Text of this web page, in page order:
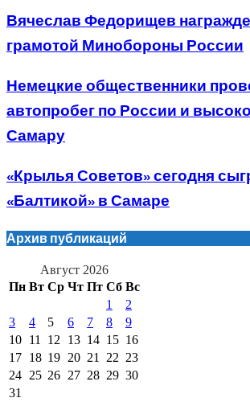
Вячеслав Федорищев
грамотой Минобороны России
Немецкие общественники
автопробег по России и
Самару
«Крылья Советов» сегодня
«Балтикой» в Самаре
Архив публикаций
Август 2026
Пн Вт Ср Чт Пт Сб Вс
1
2
3
4 5 6 7 8
9
10 11 12 13 14 15 16
17 18 19 20 21 22 23
24 25 26 27 28 29 30
31